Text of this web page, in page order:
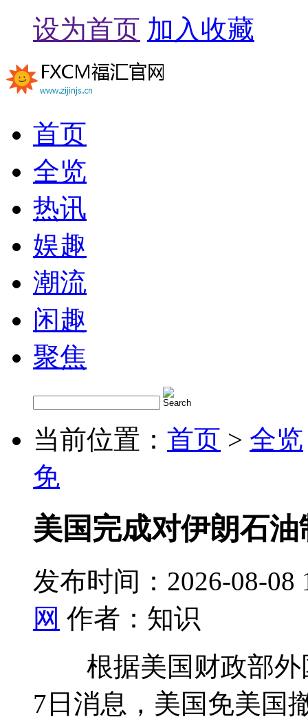
设为首页 加入收藏
首页
全览
热讯
娱趣
潮流
闲趣
聚焦
当前位置： 首页 > 全览
免
美国完成对伊朗石
发布时间：2026-08-08
网 作者：知识
根据美国财政部外
7日消息，美国免美国